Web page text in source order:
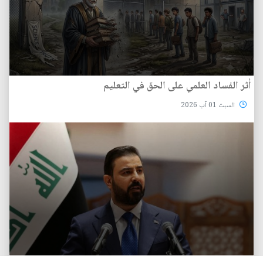
أثر الفساد العلمي على الحق في التعليم
السبت 01 آب 2026